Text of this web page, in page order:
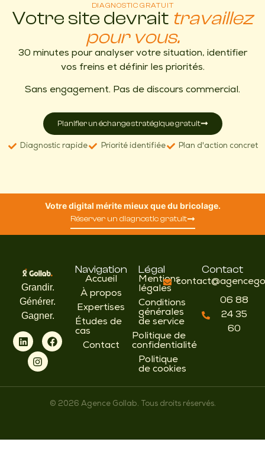
DIAGNOSTIC GRATUIT
Votre site devrait travaillez
pour vous.
30 minutes pour analyser votre situation, identifier
vos freins et définir les priorités.
Sans engagement. Pas de discours commercial.
Planifier un échange stratégique gratuit
Diagnostic rapide Priorité identifiée Plan d'action concret
Votre digital mérite mieux que du bricolage.
Réserver un diagnostic gratuit
Grandir.
Générer.
Gagner.
Navigation
Accueil
À propos
Expertises
Études de
cas
Contact
Légal
Mentions
légales
Conditions
générales
de service
Politique de
confidentialité
Politique
de cookies
Contact
06 88
24 35
60
© 2026 Agence Gollab. Tous droits réservés.